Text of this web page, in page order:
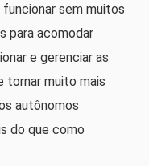
sem muitos
para acomodar
e gerenciar as
tornar muito mais
autônomos
do que como